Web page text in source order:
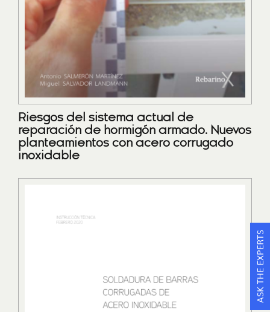
Riesgos del sistema actual de
reparación de hormigón armado. Nuevos
planteamientos con acero corrugado
inoxidable
ASK THE EXPERTS